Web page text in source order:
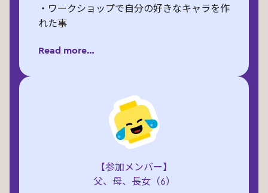
・ワークショップで自分の好きなキャラを作
れた事
Q. 最後に一言
コンシェルジュさんも凄く笑顔が素敵で、子
ども達にも事細かく気にかけてくれたり、と
にかくVIPでしか出来ないことをオススメし
てくれたりと、時間が足りないくらいでし
またいつか行ける時が来たら、VIPに関わら
Read more…
【参加メンバー】
父、母、長女（6）